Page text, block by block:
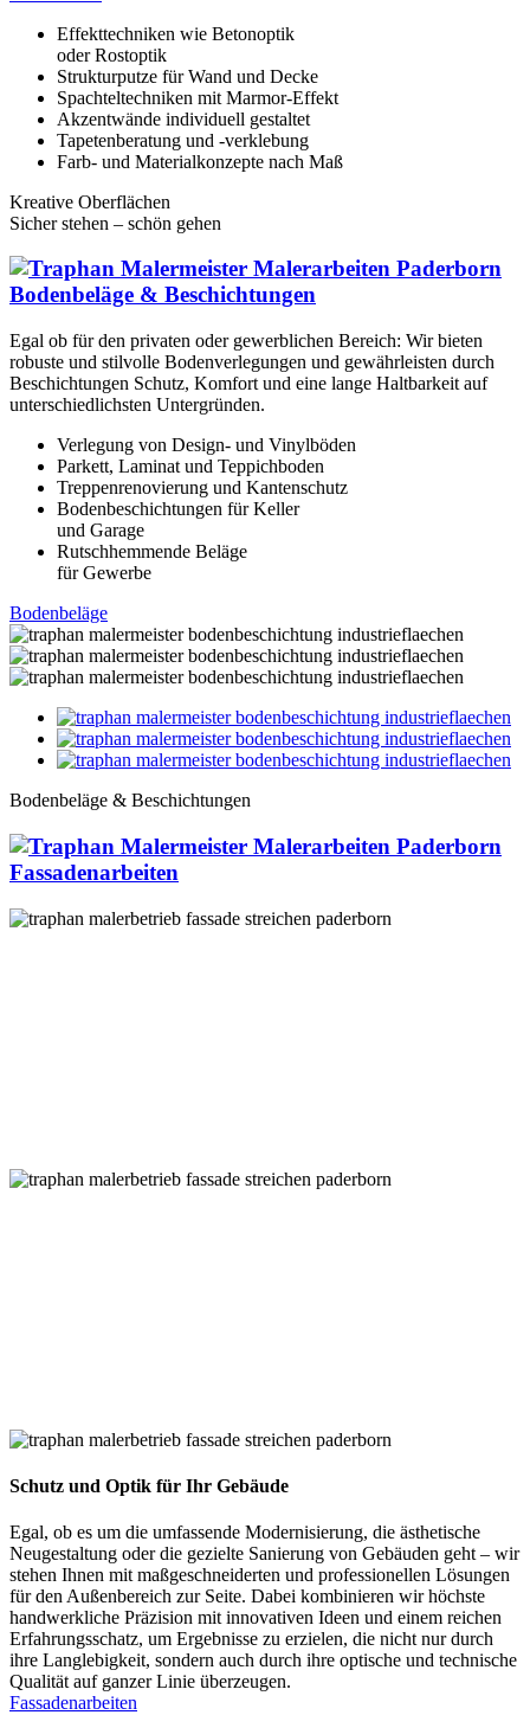
Effekttechniken wie Betonoptik
oder Rostoptik
Strukturputze für Wand und Decke
Spachteltechniken mit Marmor-Effekt
Akzentwände individuell gestaltet
Tapetenberatung und -verklebung
Farb- und Materialkonzepte nach Maß
Kreative Oberflächen
Sicher stehen – schön gehen
Boden­beläge & Beschicht­ungen
Egal ob für den privaten oder gewerblichen Bereich: Wir bieten
robuste und stilvolle Bodenverlegungen und gewährleisten durch
Beschichtungen Schutz, Komfort und eine lange Haltbarkeit auf
unterschiedlichsten Untergründen.
Verlegung von Design- und Vinylböden
Parkett, Laminat und Teppichboden
Treppenrenovierung und Kantenschutz
Bodenbeschichtungen für Keller
und Garage
Rutschhemmende Beläge
für Gewerbe
Boden­beläge
Bodenbeläge & Beschichtungen
Fassaden­arbeiten
Schutz und Optik für Ihr Gebäude
Egal, ob es um die umfassende Modernisierung, die ästhetische
Neugestaltung oder die gezielte Sanierung von Gebäuden geht – wir
stehen Ihnen mit maßgeschneiderten und professionellen Lösungen
für den Außenbereich zur Seite. Dabei kombinieren wir höchste
handwerkliche Präzision mit innovativen Ideen und einem reichen
Erfahrungsschatz, um Ergebnisse zu erzielen, die nicht nur durch
ihre Langlebigkeit, sondern auch durch ihre optische und technische
Qualität auf ganzer Linie überzeugen.
Fassaden­arbeiten